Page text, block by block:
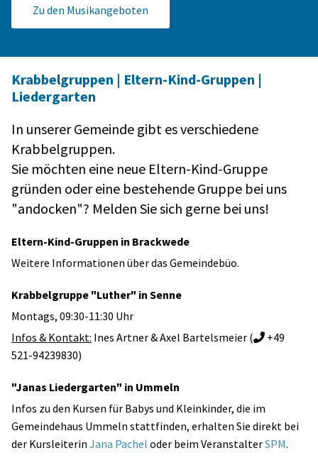
Zu den Musikangeboten
Krabbelgruppen | Eltern-Kind-Gruppen |
Liedergarten
In unserer Gemeinde gibt es verschiedene
Krabbelgruppen.
Sie möchten eine neue Eltern-Kind-Gruppe
gründen oder eine bestehende Gruppe bei uns
"andocken"? Melden Sie sich gerne bei uns!
Eltern-Kind-Gruppen in Brackwede
Weitere Informationen über das Gemeindebüo.
Krabbelgruppe "Luther" in Senne
Montags, 09:30-11:30 Uhr
Infos & Kontakt: Ines Artner & Axel Bartelsmeier ( +49
521-94239830)
"Janas Liedergarten" in Ummeln
Infos zu den Kursen für Babys und Kleinkinder, die im
Gemeindehaus Ummeln stattfinden, erhalten Sie direkt bei
der Kursleiterin Jana Pachel oder beim VeranstalterSPM.